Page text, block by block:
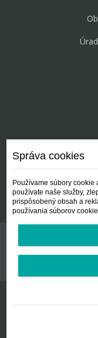
©
Správa cookies
Používame súbory
používate naše služby,
prispôsobený obsah a
používania súborov